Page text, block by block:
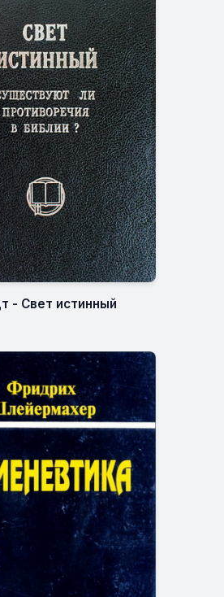
- Свет истинный